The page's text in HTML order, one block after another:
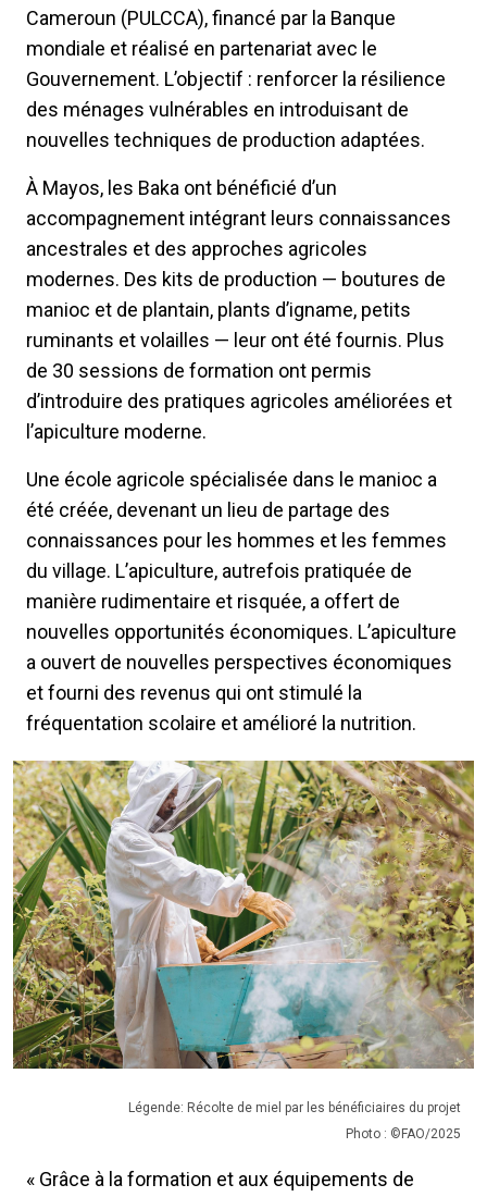
Cameroun (PULCCA), financé par la Banque
mondiale et réalisé en partenariat avec le
Gouvernement. L’objectif : renforcer la résilience
des ménages vulnérables en introduisant de
nouvelles techniques de production adaptées.
À Mayos, les Baka ont bénéficié d’un
accompagnement intégrant leurs connaissances
ancestrales et des approches agricoles
modernes. Des kits de production — boutures de
manioc et de plantain, plants d’igname, petits
ruminants et volailles — leur ont été fournis. Plus
de 30 sessions de formation ont permis
d’introduire des pratiques agricoles améliorées et
l’apiculture moderne.
Une école agricole spécialisée dans le manioc a
été créée, devenant un lieu de partage des
connaissances pour les hommes et les femmes
du village. L’apiculture, autrefois pratiquée de
manière rudimentaire et risquée, a offert de
nouvelles opportunités économiques. L’apiculture
a ouvert de nouvelles perspectives économiques
et fourni des revenus qui ont stimulé la
fréquentation scolaire et amélioré la nutrition.
Légende: Récolte de miel par les bénéficiaires du projet
Photo : ©FAO/2025
« Grâce à la formation et aux équipements de